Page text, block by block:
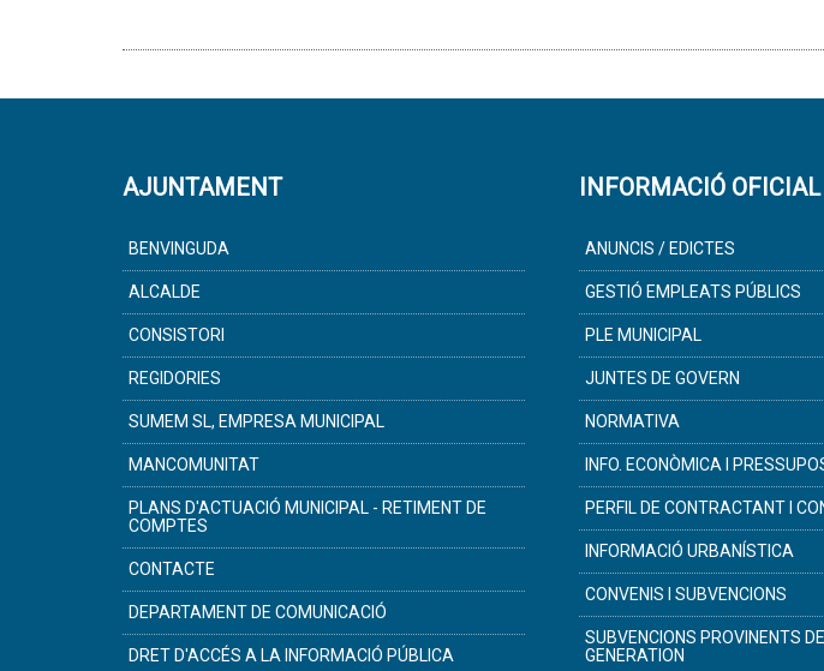
AJUNTAMENT
BENVINGUDA
ALCALDE
CONSISTORI
REGIDORIES
SUMEM SL, EMPRESA MUNICIPAL
MANCOMUNITAT
PLANS D'ACTUACIÓ MUNICIPAL - RETIMENT DE
COMPTES
CONTACTE
DEPARTAMENT DE COMUNICACIÓ
DRET D'ACCÉS A LA INFORMACIÓ PÚBLICA
INFORMACIÓ OFICIAL
ANUNCIS / EDICTES
GESTIÓ EMPLEATS PÚBLICS
PLE MUNICIPAL
JUNTES DE GOVERN
NORMATIVA
INFO. ECONÒMICA I
PERFIL DE CONTRACTANT I
INFORMACIÓ URBANÍSTICA
CONVENIS I SUBVENCIONS
SUBVENCIONS PROVINENTS
GENERATION